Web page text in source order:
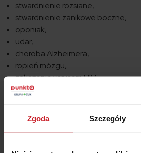
Zgoda Szczegóły
stwardnienie rozsiane,
stwardnienie zanikowe boczne,
oponiak,
udar,
choroba Alzheimera,
ropień mózgu,
zakażenie wirusem HIV,
zapalenie opon mózgowo-
zapalenie mięśnia serca,
choroba Creutzfeldta-Jakoba,
choroba Huntingtona,